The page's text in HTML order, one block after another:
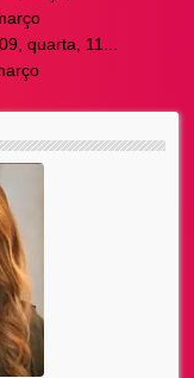
quarta, 11...